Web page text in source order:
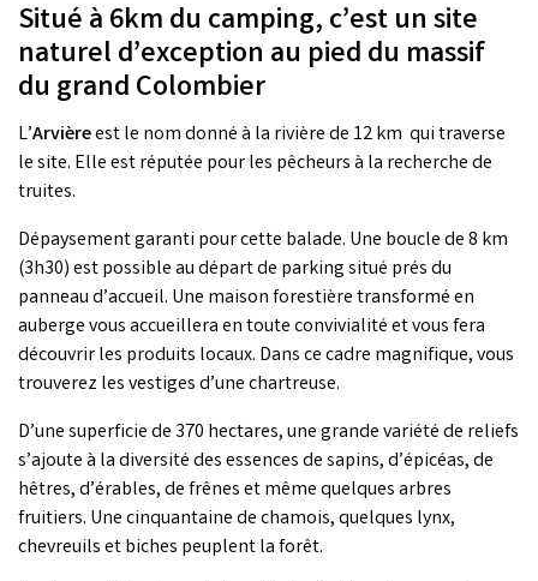
Situé à 6km du camping, c’est un site
naturel d’exception au pied du massif
du grand Colombier
L’Arvièreest le nom donné à la rivière de 12 km qui traverse
le site. Elle est réputée pour les pêcheurs à la recherche de
truites.
Dépaysement garanti pour cette balade. Une boucle de 8 km
(3h30) est possible au départ de parking situé prés du
panneau d’accueil. Une maison forestière transformé en
auberge vous accueillera en toute convivialité et vous fera
découvrir les produits locaux. Dans ce cadre magnifique, vous
trouverez les vestiges d’une chartreuse.
D’une superficie de 370 hectares, une grande variété de reliefs
s’ajoute à la diversité des essences de sapins, d’épicéas, de
hêtres, d’érables, de frênes et même quelques arbres
fruitiers. Une cinquantaine de chamois, quelques lynx,
chevreuils et biches peuplent la forêt.